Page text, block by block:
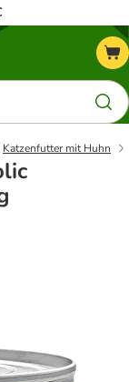
Katzenfutter mit Huhn